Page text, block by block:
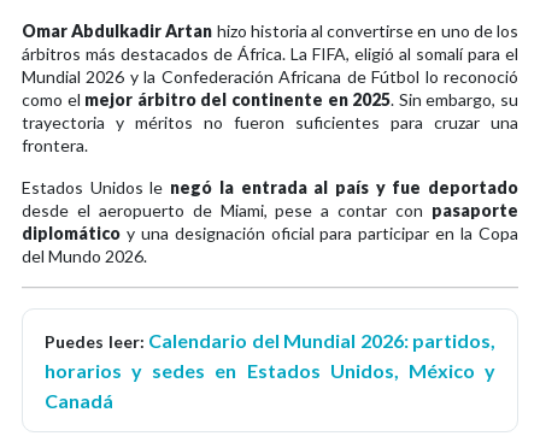
Omar Abdulkadir Artan hizo historia al convertirse en uno de los
árbitros más destacados de África. La FIFA, eligió al somalí para el
Mundial 2026 y la Confederación Africana de Fútbol lo reconoció
como el mejor árbitro del continente en 2025. Sin embargo, su
trayectoria y méritos no fueron suficientes para cruzar una
frontera.
Estados Unidos le negó la entrada al país y fue deportado
desde el aeropuerto de Miami, pese a contar con pasaporte
diplomático y una designación oficial para participar en la Copa
del Mundo 2026.
Puedes leer: Calendario del Mundial 2026: partidos,
horarios y sedes en Estados Unidos, México y
Canadá